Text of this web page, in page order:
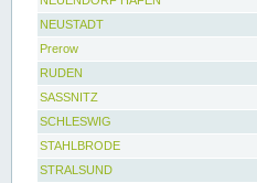
NEUSTADT
Prerow
RUDEN
SASSNITZ
SCHLESWIG
STAHLBRODE
STRALSUND